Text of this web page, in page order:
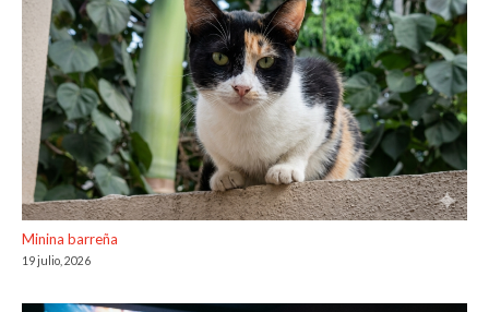
Minina barreña
19 julio, 2026